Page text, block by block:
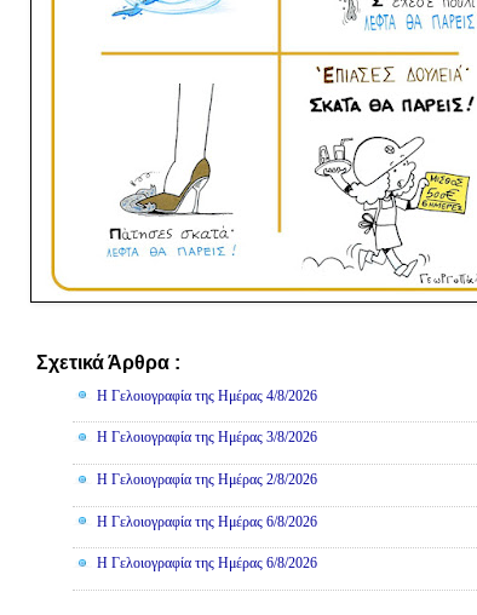
Σχετικά Άρθρα :
Η Γελοιογραφία της Ημέρας 4/8/2026
Η Γελοιογραφία της Ημέρας 3/8/2026
Η Γελοιογραφία της Ημέρας 2/8/2026
Η Γελοιογραφία της Ημέρας 6/8/2026
Η Γελοιογραφία της Ημέρας 6/8/2026